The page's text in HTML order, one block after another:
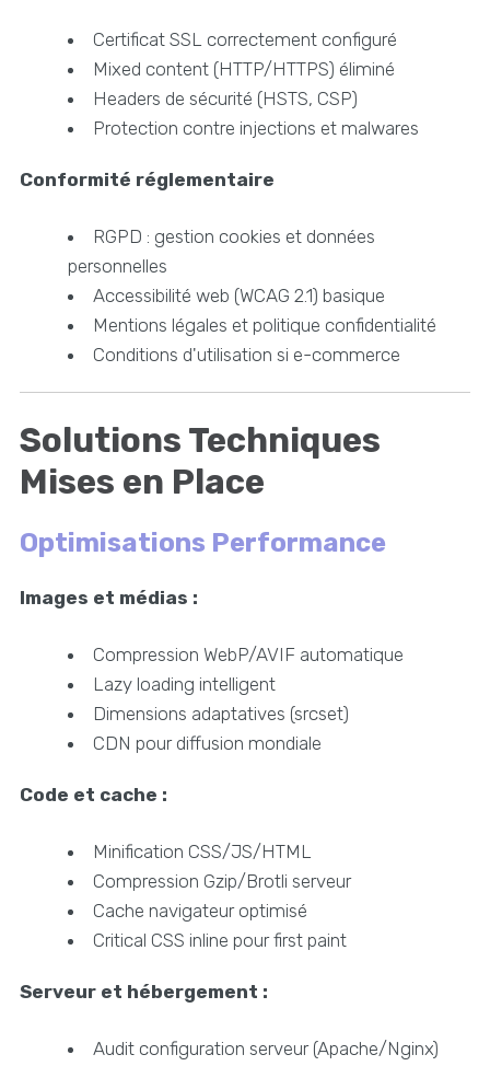
Certificat SSL correctement configuré
Mixed content (HTTP/HTTPS) éliminé
Headers de sécurité (HSTS, CSP)
Protection contre injections et malwares
Conformité réglementaire
RGPD : gestion cookies et données
personnelles
Accessibilité web (WCAG 2.1) basique
Mentions légales et politique confidentialité
Conditions d'utilisation si e-commerce
Solutions Techniques
Mises en Place
Optimisations Performance
Images et médias :
Compression WebP/AVIF automatique
Lazy loading intelligent
Dimensions adaptatives (srcset)
CDN pour diffusion mondiale
Code et cache :
Minification CSS/JS/HTML
Compression Gzip/Brotli serveur
Cache navigateur optimisé
Critical CSS inline pour first paint
Serveur et hébergement :
Audit configuration serveur (Apache/Nginx)